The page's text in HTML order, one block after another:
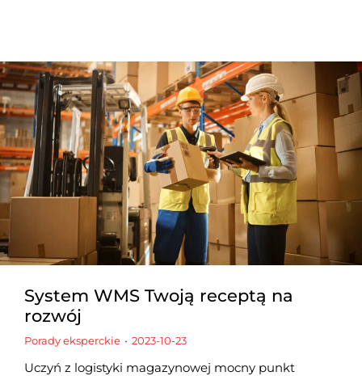
System WMS Twoją receptą na
rozwój
Porady eksperckie 2023-10-23
Uczyń z logistyki magazynowej mocny punkt